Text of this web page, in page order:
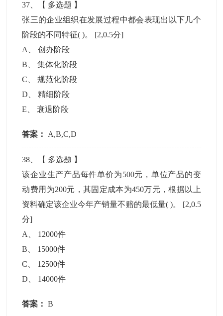
37 、【 多选题 】
张三的企业组织在发展过程中都会表现出以下几个
阶段的不同特征( )。 [2,0.5分]
A
、创办阶段
B 、集体化阶段
C 、规范化阶段
D 、精细阶段
E
衰退阶段
答案： A,B,C,D
38 、【 多选题 】
该企业生产产品每件单价为500元，单位产品的变
动费用为200元，其固定成本为450万元，根据以上
资料确定该企业今年产销量不赔的最低量( )。 [2,0.5
分]
A
12000件
B
15000件
C
12500件
D
14000件
答案： B